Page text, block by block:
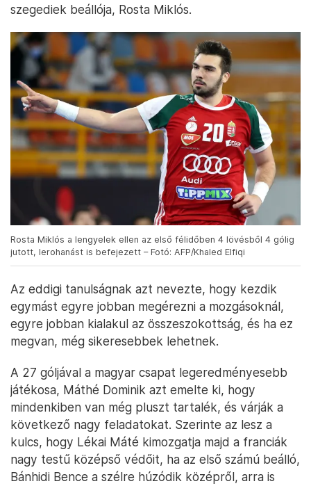
szegediek beállója, Rosta Miklós.
Rosta Miklós a lengyelek ellen az első félidőben 4 lövésből 4 gólig
jutott, lerohanást is befejezett – Fotó: AFP/Khaled Elfiqi
Az eddigi tanulságnak azt nevezte, hogy kezdik
egymást egyre jobban megérezni a mozgásoknál,
egyre jobban kialakul az összeszokottság, és ha ez
megvan, még sikeresebbek lehetnek.
A 27 góljával a magyar csapat legeredményesebb
játékosa, Máthé Dominik azt emelte ki, hogy
mindenkiben van még pluszt tartalék, és várják a
következő nagy feladatokat. Szerinte az lesz a
kulcs, hogy Lékai Máté kimozgatja majd a franciák
nagy testű középső védőit, ha az első számú beálló,
Bánhidi Bence a szélre húzódik középről, arra is